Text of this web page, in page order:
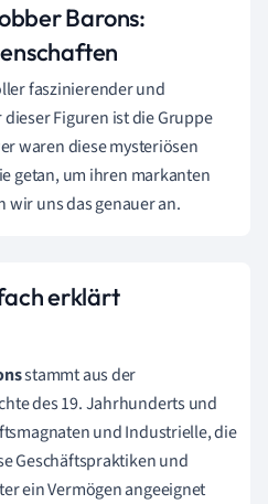
Barons:
faszinierender und
Figuren ist die Gruppe
waren diese mysteriösen
getan, um ihren markanten
wir uns das genauer an.
erklärt
stammt aus der
des 19. Jahrhunderts und
und Industrielle, die
Geschäftspraktiken und
ein Vermögen angeeignet